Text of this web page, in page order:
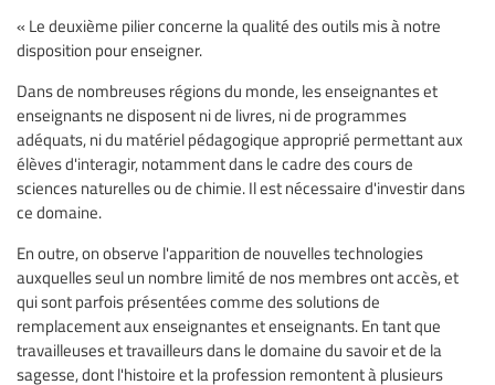
« Le deuxième pilier concerne la qualité des outils mis à notre
disposition pour enseigner.
Dans de nombreuses régions du monde, les enseignantes et
enseignants ne disposent ni de livres, ni de programmes
adéquats, ni du matériel pédagogique approprié permettant aux
élèves d'interagir, notamment dans le cadre des cours de
sciences naturelles ou de chimie. Il est nécessaire d'investir dans
ce domaine.
En outre, on observe l'apparition de nouvelles technologies
auxquelles seul un nombre limité de nos membres ont accès, et
qui sont parfois présentées comme des solutions de
remplacement aux enseignantes et enseignants. En tant que
travailleuses et travailleurs dans le domaine du savoir et de la
sagesse, dont l'histoire et la profession remontent à plusieurs